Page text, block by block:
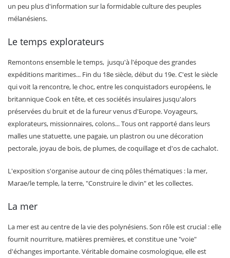
un peu plus d'information sur la formidable culture des peuples
mélanésiens.
Le temps explorateurs
Remontons ensemble le temps, jusqu'à l'époque des grandes
expéditions maritimes... Fin du 18e siècle, début du 19e. C'est le siècle
qui voit la rencontre, le choc, entre les conquistadors européens, le
britannique Cook en tête, et ces sociétés insulaires jusqu'alors
préservées du bruit et de la fureur venus d'Europe. Voyageurs,
explorateurs, missionnaires, colons... Tous ont rapporté dans leurs
malles une statuette, une pagaie, un plastron ou une décoration
pectorale, joyau de bois, de plumes, de coquillage et d'os de cachalot.
L'exposition s'organise autour de cinq pôles thématiques : la mer,
Marae/le temple, la terre, "Construire le divin" et les collectes.
La mer
La mer est au centre de la vie des polynésiens. Son rôle est crucial : elle
fournit nourriture, matières premières, et constitue une "voie"
d'échanges importante. Véritable domaine cosmologique, elle est